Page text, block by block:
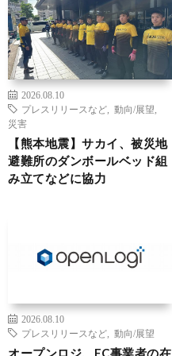
2026.08.10
プレスリリースなど
動向/展望
災害
【熊本地震】サカイ、被災地
避難所のダンボールベッド組
み立てなどに協力
2026.08.10
プレスリリースなど
動向/展望
オープンロジ、EC事業者の在